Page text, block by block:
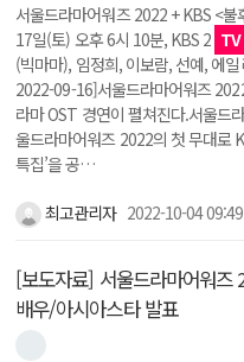
서울드라마어워즈 2022 + KBS <
17일(토) 오후 6시 10분, KBS 2 TV
(빅마마), 임정희, 이보람, 선예, 에
2022-09-16]서울드라마어워즈
라마 OST 경연이 펼쳐진다.서울드
울드라마어워즈 2022의 첫 무대로
특집’을 공…
최고관리자 2022-10-04
[보도자료] 서울드라마어워즈
배우/아시아스타 발표